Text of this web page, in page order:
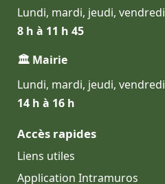
Lundi, mardi, jeudi, vendredi
8 h à 11 h 45
🏛 Mairie
Lundi, mardi, jeudi, vendredi
14 h à 16 h
Accès rapides
Liens utiles
Application Intramuros